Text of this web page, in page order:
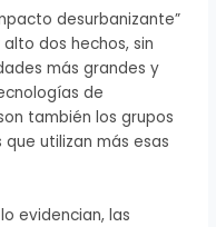
desurbanizante”
dos hechos, sin
más grandes y
de
también los grupos
utilizan más esas
evidencian, las